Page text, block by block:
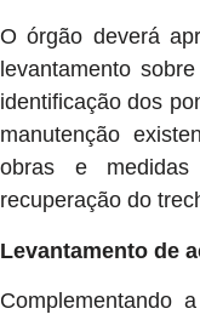
O órgão deverá
levantamento
identificação dos
manutenção
obras e medidas
recuperação do
Levantamento de
Complementando